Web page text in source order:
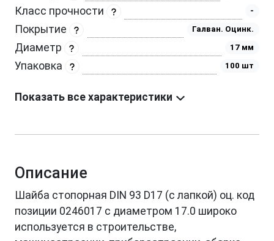
Класс прочности -
Покрытие Галван. Оцинк.
Диаметр 17 мм
Упаковка 100 шт
Показать все характеристики
Описание
Шайба стопорная DIN 93 D17 (с лапкой) оц. код
позиции 0246017 с диаметром 17.0 широко
используется в строительстве,